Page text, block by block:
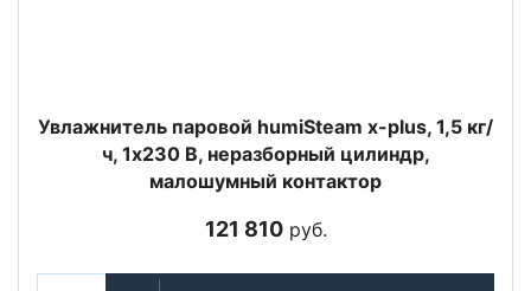
Увлажнитель паровой humiSteam x-plus, 1,5 кг/
ч, 1х230 В, неразборный цилиндр,
малошумный контактор
121 810руб.